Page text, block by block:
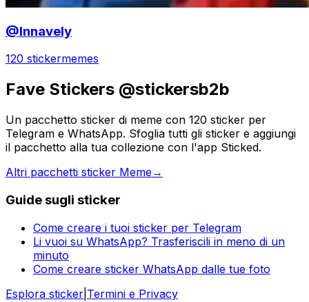
@Innavely
120 stickermemes
Fave Stickers @stickersb2b
Un pacchetto sticker di meme con 120 sticker per
Telegram e WhatsApp. Sfoglia tutti gli sticker e aggiungi
il pacchetto alla tua collezione con l'app Sticked.
Altri pacchetti sticker Meme→
Guide sugli sticker
Come creare i tuoi sticker per Telegram
Li vuoi su WhatsApp? Trasferiscili in meno di un
minuto
Come creare sticker WhatsApp dalle tue foto
Esplora sticker Termini e Privacy